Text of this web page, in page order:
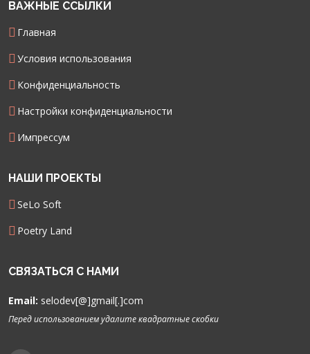
ВАЖНЫЕ ССЫЛКИ
Главная
Условия использования
Конфиденциальность
Настройки конфиденциальности
Импрессум
НАШИ ПРОЕКТЫ
SeLo Soft
Poetry Land
СВЯЗАТЬСЯ С НАМИ
Email: selodev[@]gmail[.]com
Перед использованием удалите квадратные скобки